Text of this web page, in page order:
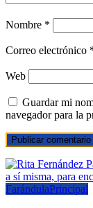
Nombre *
Correo electrónico
Web
Guardar mi
navegador para la
FarándulaPrincipal